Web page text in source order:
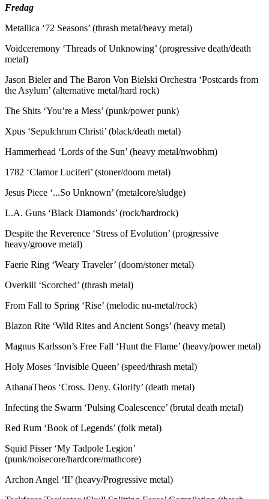
Fredag
Metallica ‘72 Seasons’ (thrash metal/heavy metal)
Voidceremony ‘Threads of Unknowing’ (progressive death/death
metal)
Jason Bieler and The Baron Von Bielski Orchestra ‘Postcards from
the Asylum’ (alternative metal/hard rock)
The Shits ‘You’re a Mess’ (punk/power punk)
Xpus ‘Sepulchrum Christi’ (black/death metal)
Hammerhead ‘Lords of the Sun’ (heavy metal/nwobhm)
1782 ‘Clamor Luciferi’ (stoner/doom metal)
Jesus Piece ‘...So Unknown’ (metalcore/sludge)
L.A. Guns ‘Black Diamonds’ (rock/hardrock)
Despite the Reverence ‘Stress of Evolution’ (progressive
heavy/groove metal)
Faerie Ring ‘Weary Traveler’ (doom/stoner metal)
Overkill ‘Scorched’ (thrash metal)
From Fall to Spring ‘Rise’ (melodic nu-metal/rock)
Blazon Rite ‘Wild Rites and Ancient Songs’ (heavy metal)
Magnus Karlsson’s Free Fall ‘Hunt the Flame’ (heavy/power metal)
Holy Moses ‘Invisible Queen’ (speed/thrash metal)
AthanaTheos ‘Cross. Deny. Glorify’ (death metal)
Infecting the Swarm ‘Pulsing Coalescence’ (brutal death metal)
Red Rum ‘Book of Legends’ (folk metal)
Squid Pisser ‘My Tadpole Legion’
(punk/noisecore/hardcore/mathcore)
Archon Angel ‘II’ (heavy/Progressive metal)